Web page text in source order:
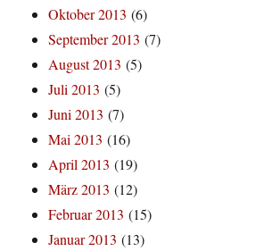
Oktober 2013 (6)
September 2013 (7)
August 2013 (5)
Juli 2013 (5)
Juni 2013 (7)
Mai 2013 (16)
April 2013 (19)
März 2013 (12)
Februar 2013 (15)
Januar 2013 (13)